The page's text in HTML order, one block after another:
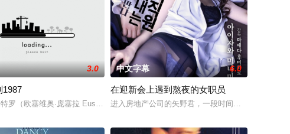
兹等主演的奇幻剧情片，于1993年5月18日在法国第46届戛
斯编剧，克里斯托弗·皮尔森、查尔斯·博蒙特/詹妮弗·英奇参与演出的英国电影。
3.0
1987
特罗（欧塞维奥·庞塞拉 Eusebio Poncela饰）是西班牙一位赫赫有名的导演兼编剧
中文字幕 6.0
在迎新会上遇到熬夜的女职员
进入房地产公司的矢野君，一段时间没有新职员的